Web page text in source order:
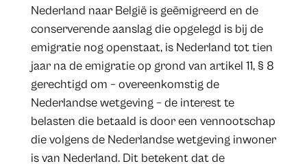
Nederland naar België is geëmigreerd en de
conserverende aanslag die opgelegd is bij de
emigratie nog openstaat, is Nederland tot tien
jaar na de emigratie op grond van artikel 11, § 8
gerechtigd om – overeenkomstig de
Nederlandse wetgeving – de interest te
belasten die betaald is door een vennootschap
die volgens de Nederlandse wetgeving inwoner
is van Nederland. Dit betekent dat de